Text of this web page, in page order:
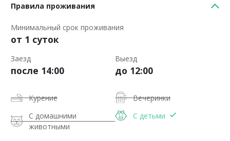
Правила проживания
Минимальный срок проживания
от 1 суток
Заезд
после 14:00
Выезд
до 12:00
Курение
Вечеринки
С домашними
животными
С детьми